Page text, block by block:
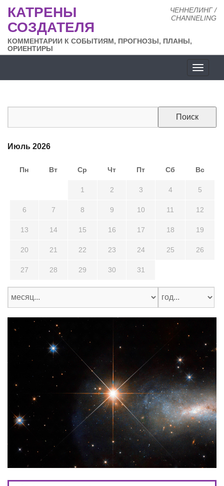
ЧЕННЕЛИНГ /
CHANNELING
КАТРЕНЫ
СОЗДАТЕЛЯ
КОММЕНТАРИИ К СОБЫТИЯМ, ПРОГНОЗЫ, ПЛАНЫ,
ОРИЕНТИРЫ
сайта
Июль 2026
Пн Вт Ср Чт Пт Сб Вс
1 2 3 4 5
6 7 8 9 10 11 12
13 14 15 16 17 18 19
20 21 22 23 24 25 26
27 28 29 30 31